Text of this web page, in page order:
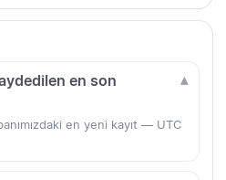
en son
en yeni kayıt — UTC